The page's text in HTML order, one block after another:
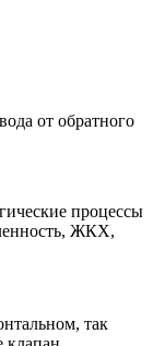
от обратного
процессы
ЖКХ,
так